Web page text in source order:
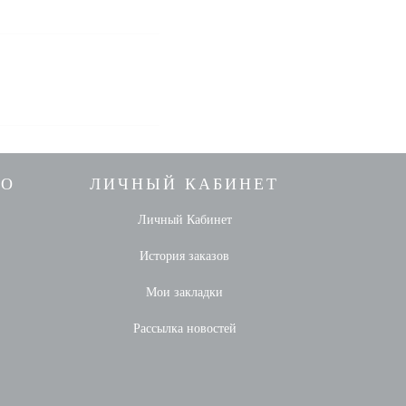
ЛИЧНЫЙ КАБИНЕТ
Личный Кабинет
История заказов
Мои закладки
Рассылка новостей